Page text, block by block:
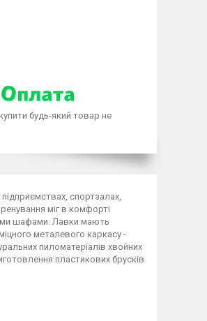
будь-який товар не
спортзалах,
міг в комфорті
шафами. Лавки мають
металевого каркасу -
пиломатеріалів хвойних
пластикових брусків.